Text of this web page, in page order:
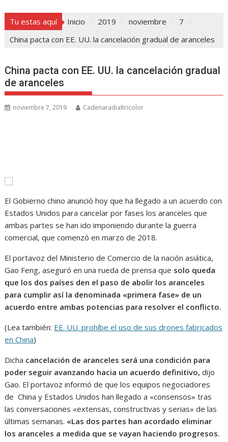
Tu estas aquí Inicio 2019 noviembre
7
China pacta con EE. UU. la cancelación gradual de aranceles
China pacta con EE. UU. la cancelación gradual
de aranceles
noviembre 7, 2019 Cadenaradialtricolor
El Gobierno chino anunció hoy que ha llegado a un acuerdo con
Estados Unidos para cancelar por fases los aranceles que
ambas partes se han ido imponiendo durante la guerra
comercial, que comenzó en marzo de 2018.
El portavoz del Ministerio de Comercio de la nación asiática,
Gao Feng, aseguró en una rueda de prensa que solo queda
que los dos países den el paso de abolir los aranceles
para cumplir así la denominada «primera fase» de un
acuerdo entre ambas potencias para resolver el conflicto.
(Lea también: EE. UU. prohíbe el uso de sus drones fabricados
en China)
Dicha cancelación de aranceles será una condición para
poder seguir avanzando hacia un acuerdo definitivo, dijo
Gao. El portavoz informó de que los equipos negociadores
de China y Estados Unidos han llegado a «consensos» tras
las conversaciones «extensas, constructivas y serias» de las
últimas semanas. «Las dos partes han acordado eliminar
los aranceles a medida que se vayan haciendo progresos.